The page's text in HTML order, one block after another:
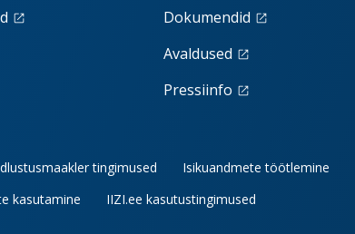
launch Dokumendid launch
Avaldused launch
Pressiinfo launch
tingimused Isikuandmete töötlemine
kasutamine
IIZI.ee kasutustingimused